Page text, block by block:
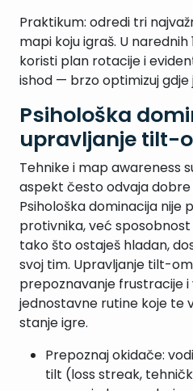
Praktikum: odredi tri
mapi koju igraš. U
koristi plan rotacije i
ishod — brzo optimizuj gdje
Psihološka
upravljanje tilt-
Tehnike i map awareness
aspekt često odvaja dobre
Psihološka dominacija nije
protivnika, već
tako što ostaješ hladan,
svoj tim. Upravljanje tilt-
prepoznavanje frustracije
jednostavne rutine koje te
stanje igre.
Prepoznaj okidače:
tilt (loss streak,